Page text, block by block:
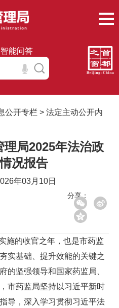
智能问答
移动版
公开专栏 > 法定主动公开内
局2025年法治政
况报告
年03月10日
分享：
的收官之年，也是市药监
实基础、提升效能的关键之
的坚强领导和国家药监局、
市药监局坚持以习近平新时
导，深入学习贯彻习近平法